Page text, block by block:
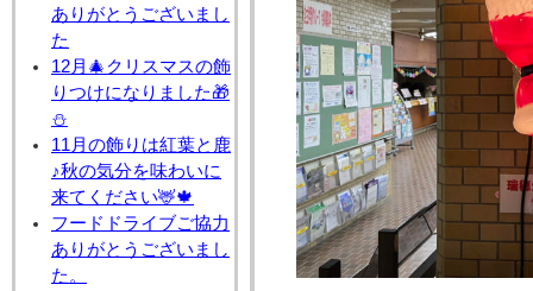
ありがとうございまし
た
12月🎄クリスマスの飾
りつけになりました🎁
⛄
11月の飾りは紅葉と鹿
♪秋の気分を味わいに
来てください🦌🍁
フードドライブご協力
ありがとうございまし
た。